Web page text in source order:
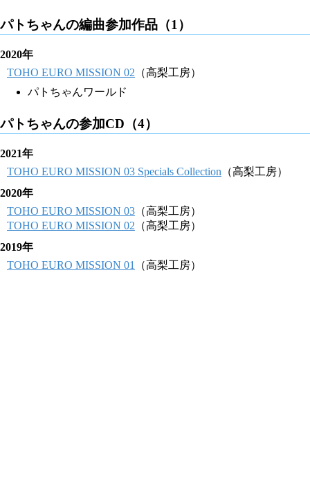
パトちゃんの編曲参加作品（1）
2020年
TOHO EURO MISSION 02 （高梨工房）
パトちゃんワールド
パトちゃんの参加CD（4）
2021年
TOHO EURO MISSION 03 Specials Collection （高梨工房）
2020年
TOHO EURO MISSION 03 （高梨工房）
TOHO EURO MISSION 02 （高梨工房）
2019年
TOHO EURO MISSION 01
（高梨工房）